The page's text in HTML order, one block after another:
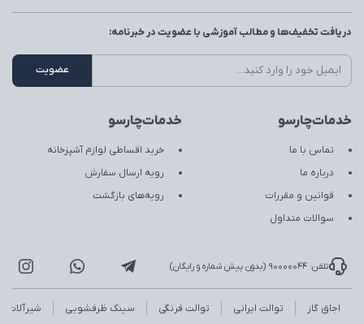
خدمات‌چارسو
تماس با ما
درباره ما
قوانین و مقررات
سوالات متداول
خدمات‌چارسو
خرید اقساطی لوازم آشپزخانه
رویه ارسال سفارش
رویه‌های بازگشت
دریافت تخفیف‌ها و مطالب آموزشی با عضویت در خبرنامه:
تلفن: 90000044 (بدون پیش شماره و رایگان)
اجاق گاز توالت ایرانی توالت فرنگی سینک ظرفشویی شیرآلات